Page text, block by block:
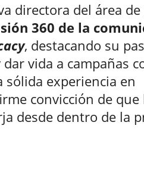
directora del área de
360 de la
, destacando su
vida a campañas
sólida experiencia en
convicción de que
desde dentro de la